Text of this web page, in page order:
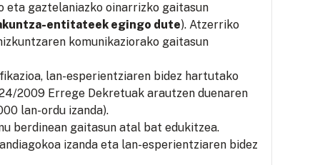
eta gaztelaniazko oinarrizko gaitasun
entitateek egingo dute). Atzerriko
komunikaziorako gaitasun
lan-esperientziaren bidez hartutako
2009 Errege Dekretuak arautzen duenaren
lan-ordu izanda).
berdinean gaitasun atal bat edukitzea.
izanda eta lan-esperientziaren bidez